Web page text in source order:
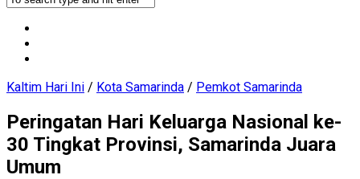
Kaltim Hari Ini / Kota Samarinda / Pemkot Samarinda
Peringatan Hari Keluarga Nasional ke-
30 Tingkat Provinsi, Samarinda Juara
Umum